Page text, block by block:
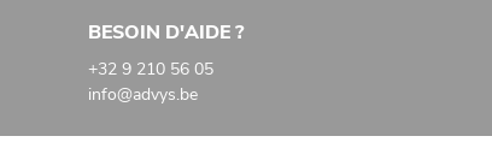
BESOIN D'AIDE ?
+32 9 210 56 05
info@advys.be